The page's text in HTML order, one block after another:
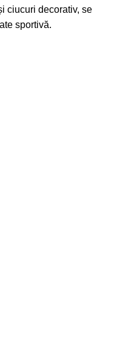
ciucuri decorativ, se
sportivă.